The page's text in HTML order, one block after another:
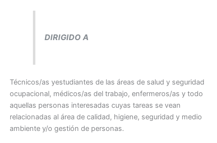
DIRIGIDO A
Técnicos/as yestudiantes de las áreas de salud y seguridad
ocupacional, médicos/as del trabajo, enfermeros/as y todo
aquellas personas interesadas cuyas tareas se vean
relacionadas al área de calidad, higiene, seguridad y medio
ambiente y/o gestión de personas.